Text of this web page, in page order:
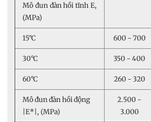
Mô đun đàn hồi tĩnh E,
(MPa)
15°C 600 - 700
30°C 350 - 400
60°C 260 - 320
Mô đun đàn hồi động
|E*|, (MPa)
2.500 -
3.000